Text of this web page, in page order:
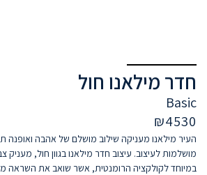
חדר מילאנו חול
Basic
₪4530
העיר מילאנו מעניקה שילוב מושלם של אהבה ואופנה
מושלמות לעיצוב. עיצוב חדר מילאנו בגוון חול, מעניק
במיוחד לקולקציה הרומנטית, אשר שואב את השראה